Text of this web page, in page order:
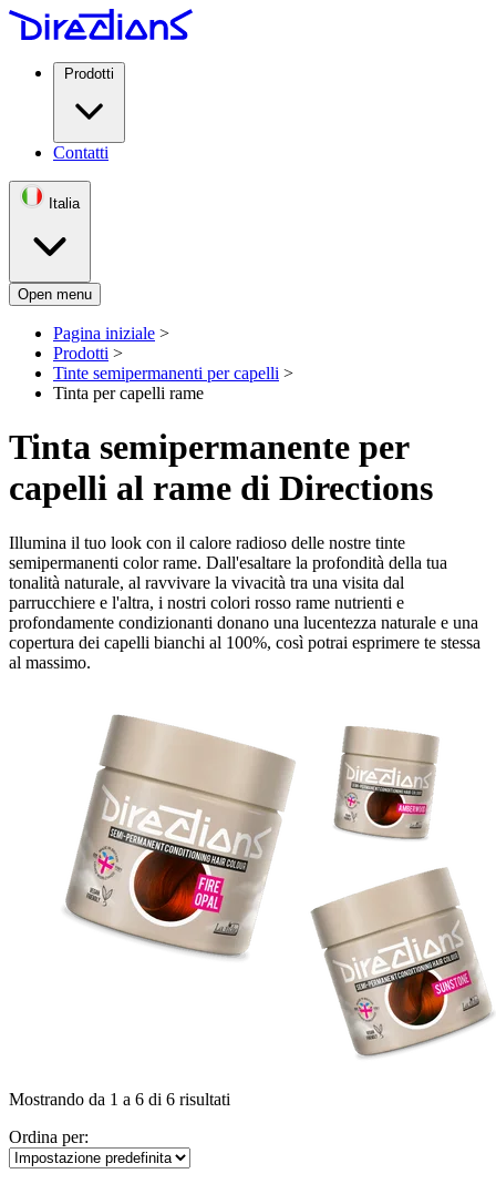
Prodotti
Contatti
Italia
Open menu
Pagina iniziale >
Prodotti >
Tinte semipermanenti per capelli >
Tinta per capelli rame
Tinta semipermanente per
capelli al rame di Directions
Illumina il tuo look con il calore radioso delle nostre tinte
semipermanenti color rame. Dall'esaltare la profondità della tua
tonalità naturale, al ravvivare la vivacità tra una visita dal
parrucchiere e l'altra, i nostri colori rosso rame nutrienti e
profondamente condizionanti donano una lucentezza naturale e una
copertura dei capelli bianchi al 100%, così potrai esprimere te stessa
al massimo.
Mostrando da 1 a 6 di 6 risultati
Ordina per: